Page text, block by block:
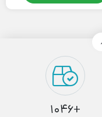
+1046